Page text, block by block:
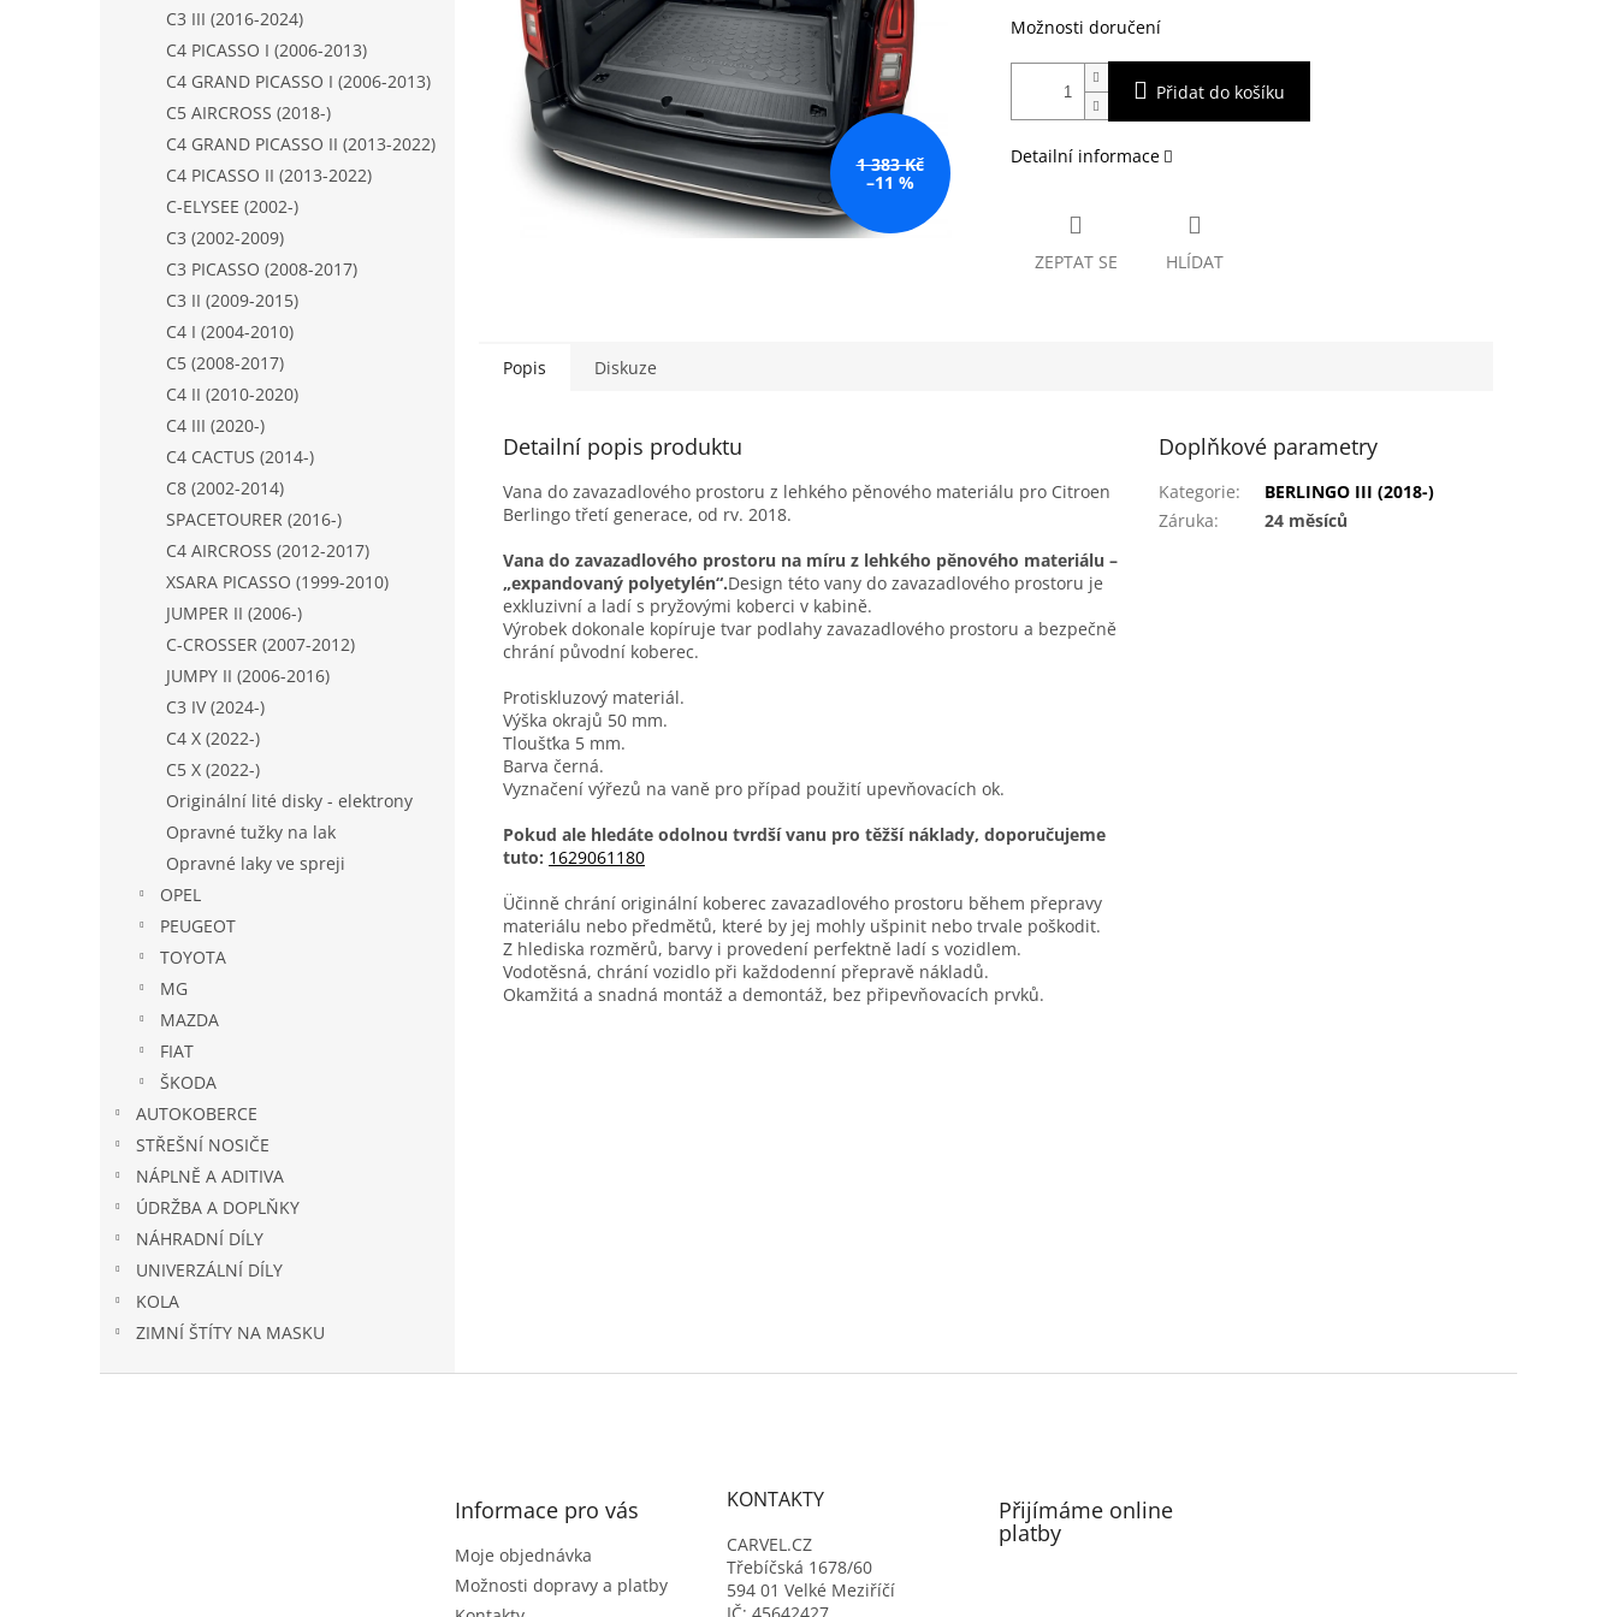
C3 III (2016-2024)
C4 PICASSO I (2006-2013)
C4 GRAND PICASSO I (2006-2013)
C5 AIRCROSS (2018-)
C4 GRAND PICASSO II (2013-2022)
C4 PICASSO II (2013-2022)
C-ELYSEE (2002-)
C3 (2002-2009)
C3 PICASSO (2008-2017)
C3 II (2009-2015)
C4 I (2004-2010)
C5 (2008-2017)
C4 II (2010-2020)
C4 III (2020-)
C4 CACTUS (2014-)
C8 (2002-2014)
SPACETOURER (2016-)
C4 AIRCROSS (2012-2017)
XSARA PICASSO (1999-2010)
JUMPER II (2006-)
C-CROSSER (2007-2012)
JUMPY II (2006-2016)
C3 IV (2024-)
C4 X (2022-)
C5 X (2022-)
Originální lité disky - elektrony
Opravné tužky na lak
Opravné laky ve spreji
OPEL
PEUGEOT
TOYOTA
MG
MAZDA
FIAT
ŠKODA
AUTOKOBERCE
STŘEŠNÍ NOSIČE
NÁPLNĚ A ADITIVA
ÚDRŽBA A DOPLŇKY
NÁHRADNÍ DÍLY
UNIVERZÁLNÍ DÍLY
KOLA
ZIMNÍ ŠTÍTY NA MASKU
1 383 Kč
–11 %
Možnosti doručení
Přidat do košíku
Detailní informace
ZEPTAT SE HLÍDAT
Popis Diskuze
Detailní popis produktu
Vana do zavazadlového prostoru z lehkého pěnového materiálu pro Citroen
Berlingo třetí generace, od rv. 2018.
Vana do zavazadlového prostoru na míru z lehkého pěnového materiálu –
„expandovaný polyetylén“.Design této vany do zavazadlového prostoru je
exkluzivní a ladí s pryžovými koberci v kabině.
Výrobek dokonale kopíruje tvar podlahy zavazadlového prostoru a bezpečně
chrání původní koberec.
Protiskluzový materiál.
Výška okrajů 50 mm.
Tloušťka 5 mm.
Barva černá.
Vyznačení výřezů na vaně pro případ použití upevňovacích ok.
Pokud ale hledáte odolnou tvrdší vanu pro těžší náklady, doporučujeme
tuto: 1629061180
Üčinně chrání originální koberec zavazadlového prostoru během přepravy
materiálu nebo předmětů, které by jej mohly ušpinit nebo trvale poškodit.
Z hlediska rozměrů, barvy i provedení perfektně ladí s vozidlem.
Vodotěsná, chrání vozidlo při každodenní přepravě nákladů.
Okamžitá a snadná montáž a demontáž, bez připevňovacích prvků.
Doplňkové parametry
Kategorie:
BERLINGO III (2018-)
Záruka: 24 měsíců
Informace pro vás
Moje objednávka
Možnosti dopravy a platby
KONTAKTY
CARVEL.CZ
Třebíčská 1678/60
594 01 Velké Meziříčí
Přijímáme online
platby